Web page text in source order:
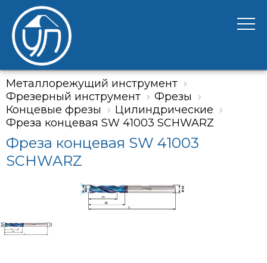
Металлорежущий инструмент
Фрезерный инструмент
Фрезы
Концевые фрезы
Цилиндрические
Фреза концевая SW 41003 SCHWARZ
Фреза концевая SW 41003
SCHWARZ